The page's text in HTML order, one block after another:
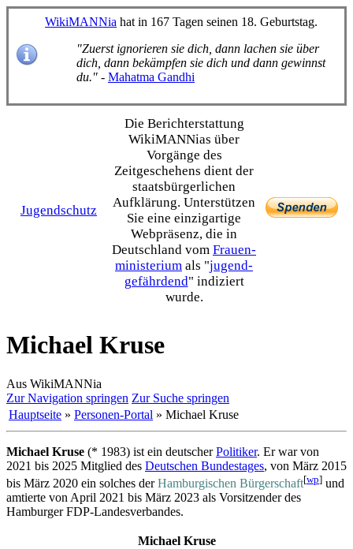
WikiMANNia hat in 167 Tagen seinen 18. Geburtstag.
"Zuerst ignorieren sie dich, dann lachen sie über
dich, dann bekämpfen sie dich und dann gewinnst
du." - Mahatma Gandhi
Jugendschutz
Die Bericht­erstattung
WikiMANNias über
Vorgänge des
Zeitgeschehens dient der
staats­bürgerlichen
Aufklärung. Unterstützen
Sie eine einzig­artige
Webpräsenz, die in
Deutschland vom Frauen­
ministerium als "jugend­
gefährdend" indiziert
wurde.
Michael Kruse
Aus WikiMANNia
Zur Navigation springen Zur Suche springen
Hauptseite » Personen-Portal » Michael Kruse
Michael Kruse (* 1983) ist ein deutscherPolitiker. Er war von
2021 bis 2025 Mitglied des Deutschen Bundestages, von März 2015
bis März 2020 ein solches derHamburgischen Bürgerschaft[wp] und
amtierte von April 2021 bis März 2023 als Vorsitzender des
Hamburger FDP-Landesverbandes.
Michael Kruse